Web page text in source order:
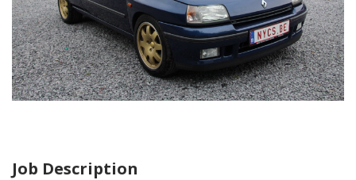
Job Description